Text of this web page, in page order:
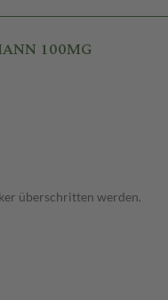
100MG
überschritten werden.